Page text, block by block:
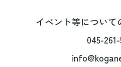
イベント等につい
045-